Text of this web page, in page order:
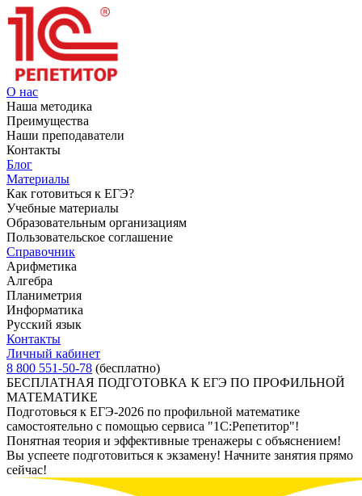
О нас
Наша методика
Преимущества
Наши преподаватели
Контакты
Блог
Материалы
Как готовиться к ЕГЭ?
Учебные материалы
Образовательным организациям
Пользовательское соглашение
Справочник
Арифметика
Алгебра
Планиметрия
Информатика
Русский язык
Контакты
Личный кабинет
8 800 551-50-78 (бесплатно)
БЕСПЛАТНАЯ ПОДГОТОВКА К ЕГЭ ПО ПРОФИЛЬНОЙ
МАТЕМАТИКЕ
Подготовься к ЕГЭ-2026 по профильной математике
самостоятельно с помощью сервиса "1С:Репетитор"!
Понятная теория и эффективные тренажеры с объяснением!
Вы успеете подготовиться к экзамену! Начните занятия прямо
сейчас!